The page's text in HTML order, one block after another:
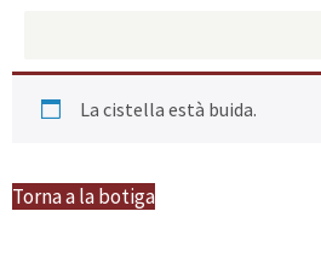
La cistella està buida.
Torna a la botiga